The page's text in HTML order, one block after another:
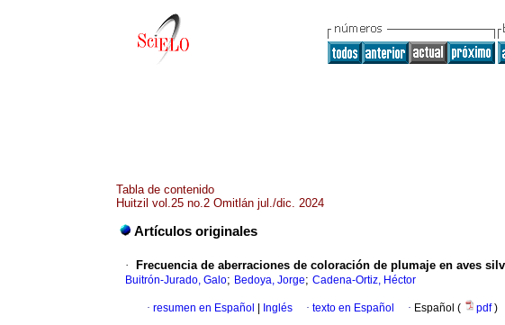
Tabla de contenido
Huitzil vol.25 no.2 Omitlán jul./dic. 2024
Artículos originales
· Frecuencia de aberraciones de coloración de plumaje en aves
Buitrón-Jurado, Galo; Bedoya, Jorge; Cadena-Ortiz, Héctor
· resumen en Español Inglés · texto en Español · Español ( pdf)